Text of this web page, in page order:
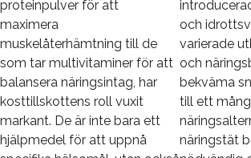
proteinpulver för att
maximera
muskelåterhämtning till de
som tar multivitaminer för att
balansera näringsintag, har
kosttillskottens roll vuxit
markant. De är inte bara ett
hjälpmedel för att uppnå
och
varierade
och
bekväma
till ett
näringstät